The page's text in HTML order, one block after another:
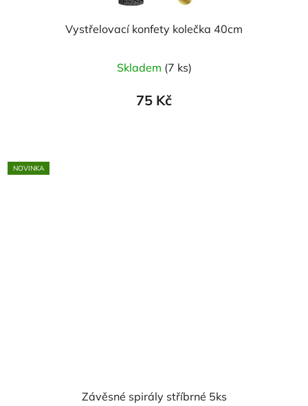
Vystřelovací konfety kolečka 40cm
Skladem (7 ks)
75 Kč
NOVINKA
Závěsné spirály stříbrné 5ks